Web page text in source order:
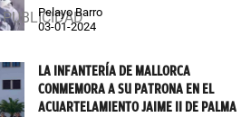
Pelayo Barro
03-01-2024
LA INFANTERÍA DE MALLORCA
CONMEMORA A SU PATRONA EN EL
ACUARTELAMIENTO JAIME II DE PALMA